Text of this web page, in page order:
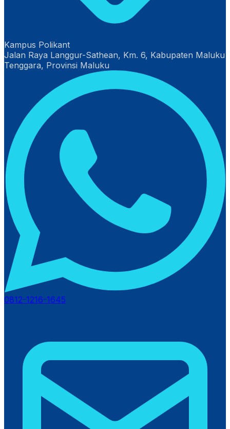
Kampus Polikant
Jalan Raya Langgur-Sathean, Km. 6, Kabupaten Maluku
Tenggara, Provinsi Maluku
0812-1216-1645